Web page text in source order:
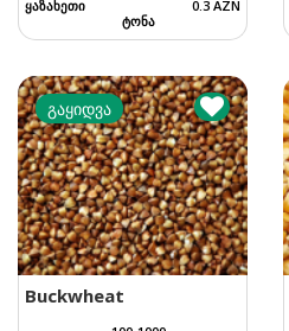
ყაზახეთი
ტონა
0.3 AZN
გაყიდვა
Buckwheat